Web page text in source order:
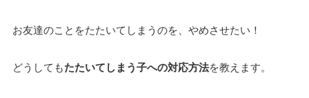
お友達のことをたたいてしまうのを、やめさせたい！
どうしてもたたいてしまう子への対応方法を教えます。